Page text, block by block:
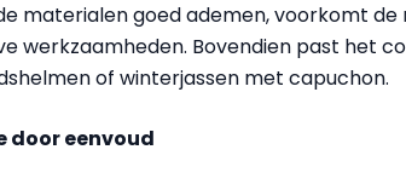
materialen goed ademen, voorkomt
werkzaamheden. Bovendien past het
of winterjassen met capuchon.
door eenvoud